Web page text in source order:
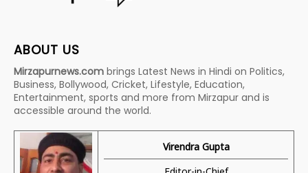
ABOUT US
Mirzapurnews.com brings Latest News in Hindi on Politics,
Business, Bollywood, Cricket, Lifestyle, Education,
Entertainment, sports and more from Mirzapur and is
accessible around the world.
Virendra Gupta